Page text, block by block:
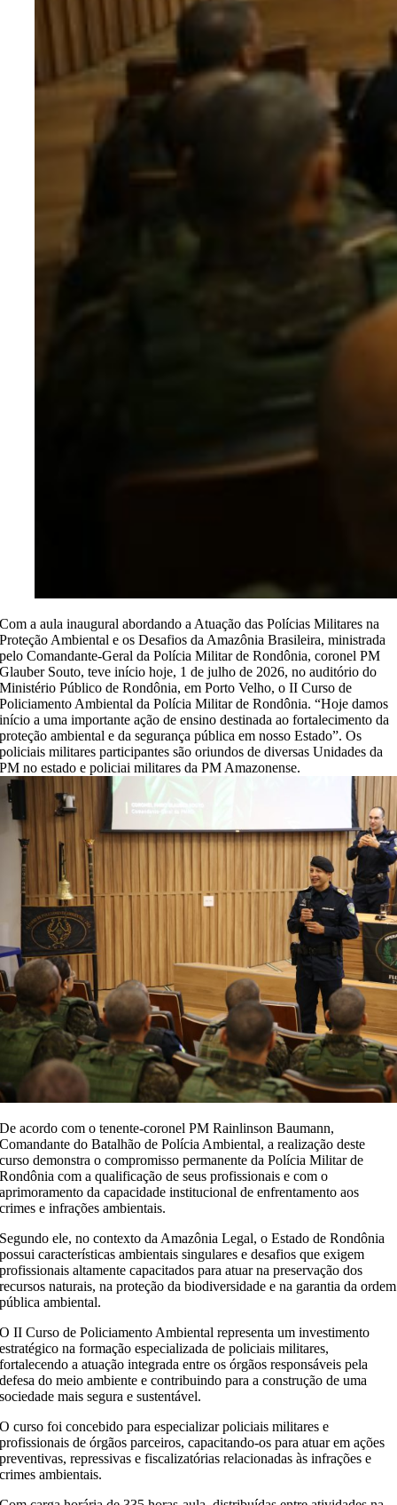
Com a aula inaugural abordando a Atuação das Polícias Militares na
Proteção Ambiental e os Desafios da Amazônia Brasileira, ministrada
pelo Comandante-Geral da Polícia Militar de Rondônia, coronel PM
Glauber Souto, teve início hoje, 1 de julho de 2026, no auditório do
Ministério Público de Rondônia, em Porto Velho, o II Curso de
Policiamento Ambiental da Polícia Militar de Rondônia. “Hoje damos
início a uma importante ação de ensino destinada ao fortalecimento da
proteção ambiental e da segurança pública em nosso Estado”. Os
policiais militares participantes são oriundos de diversas Unidades da
PM no estado e policiai militares da PM Amazonense.
De acordo com o tenente-coronel PM Rainlinson Baumann,
Comandante do Batalhão de Polícia Ambiental, a realização deste
curso demonstra o compromisso permanente da Polícia Militar de
Rondônia com a qualificação de seus profissionais e com o
aprimoramento da capacidade institucional de enfrentamento aos
crimes e infrações ambientais.
Segundo ele, no contexto da Amazônia Legal, o Estado de Rondônia
possui características ambientais singulares e desafios que exigem
profissionais altamente capacitados para atuar na preservação dos
recursos naturais, na proteção da biodiversidade e na garantia da ordem
pública ambiental.
O II Curso de Policiamento Ambiental representa um investimento
estratégico na formação especializada de policiais militares,
fortalecendo a atuação integrada entre os órgãos responsáveis pela
defesa do meio ambiente e contribuindo para a construção de uma
sociedade mais segura e sustentável.
O curso foi concebido para especializar policiais militares e
profissionais de órgãos parceiros, capacitando-os para atuar em ações
preventivas, repressivas e fiscalizatórias relacionadas às infrações e
crimes ambientais.